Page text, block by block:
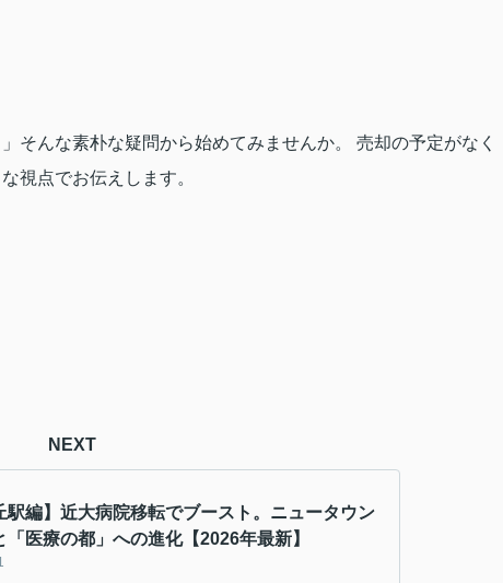
そんな素朴な疑問から始めてみませんか。 売却の予定がなく
視点でお伝えします。
NEXT
駅編】近大病院移転でブースト。ニュータウン
「医療の都」への進化【2026年最新】